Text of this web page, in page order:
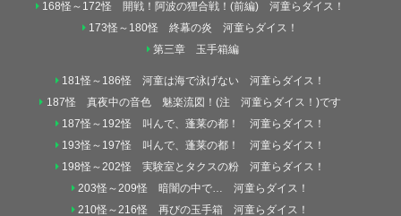
168怪～172怪 開戦！阿波の狸合戦！(前編) 河童らダイス！
173怪～180怪 終幕の炎 河童らダイス！
第三章 玉手箱編
181怪～186怪 河童は海で泳げない 河童らダイス！
187怪 真夜中の音色 魅楽流図！(注 河童らダイス！)です
187怪～192怪 叫んで、蓬莱の都！ 河童らダイス！
193怪～197怪 叫んで、蓬莱の都！ 河童らダイス！
198怪～202怪 実験室とタクスの粉 河童らダイス！
203怪～209怪 暗闇の中で… 河童らダイス！
210怪～216怪 再びの玉手箱 河童らダイス！